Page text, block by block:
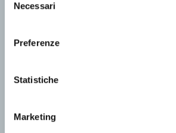
delNecessari
Preferenze
Statistiche
Marketing